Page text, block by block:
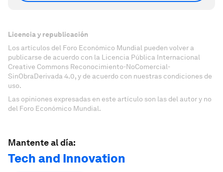
Licencia y republicación
Los artículos del Foro Económico Mundial pueden volver a
publicarse de acuerdo con la Licencia Pública Internacional
Creative Commons Reconocimiento-NoComercial-
SinObraDerivada 4.0, y de acuerdo con nuestras condiciones de
uso.
Las opiniones expresadas en este artículo son las del autor y no
del Foro Económico Mundial.
Mantente al día:
Tech and Innovation